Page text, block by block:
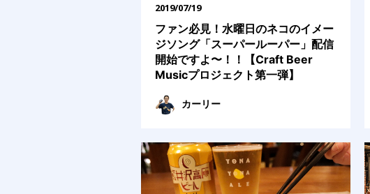
2019/07/19
ファン必見！水曜日のネコのイメー
ジソング「スーパールーパー」配信
開始ですよ〜！！【Craft Beer
Musicプロジェクト第一弾】
カーリー